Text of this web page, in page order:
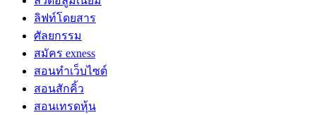
ลิฟท์โดยสาร
ศัลยกรรม
สมัคร exness
สอนทำเว็บไซต์
สอนสักคิ้ว
สอนเทรดหุ้น